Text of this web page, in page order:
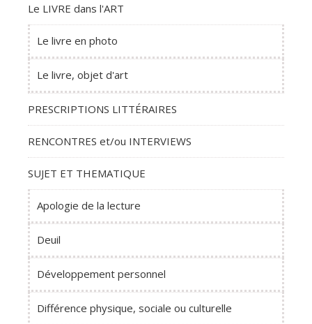
Le LIVRE dans l'ART
Le livre en photo
Le livre, objet d'art
PRESCRIPTIONS LITTÉRAIRES
RENCONTRES et/ou INTERVIEWS
SUJET ET THEMATIQUE
Apologie de la lecture
Deuil
Développement personnel
Différence physique, sociale ou culturelle